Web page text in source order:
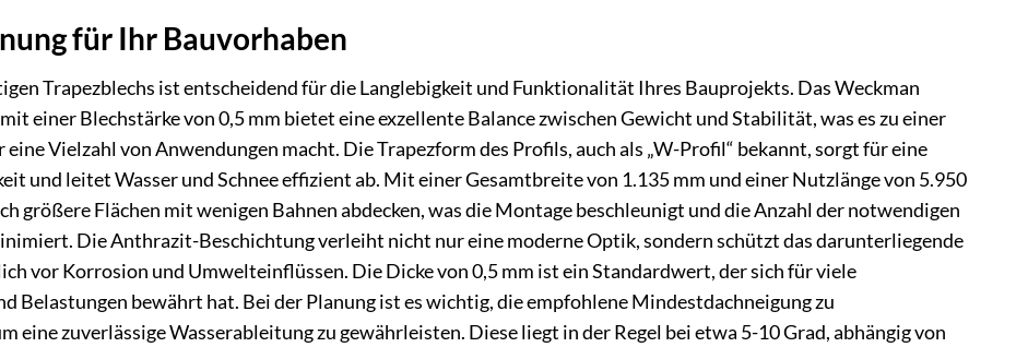
für Ihr Bauvorhaben
Trapezblechs ist entscheidend für die Langlebigkeit und Funktionalität Ihres Bauprojekts. Das Weckman
einer Blechstärke von 0,5 mm bietet eine exzellente Balance zwischen Gewicht und Stabilität, was es zu einer
Vielzahl von Anwendungen macht. Die Trapezform des Profils, auch als „W-Profil“ bekannt, sorgt für eine
und leitet Wasser und Schnee effizient ab. Mit einer Gesamtbreite von 1.135 mm und einer Nutzlänge von 5.950
größere Flächen mit wenigen Bahnen abdecken, was die Montage beschleunigt und die Anzahl der notwendigen
Die Anthrazit-Beschichtung verleiht nicht nur eine moderne Optik, sondern schützt das darunterliegende
vor Korrosion und Umwelteinflüssen. Die Dicke von 0,5 mm ist ein Standardwert, der sich für viele
Belastungen bewährt hat. Bei der Planung ist es wichtig, die empfohlene Mindestdachneigung zu
eine zuverlässige Wasserableitung zu gewährleisten. Diese liegt in der Regel bei etwa 5-10 Grad, abhängig von